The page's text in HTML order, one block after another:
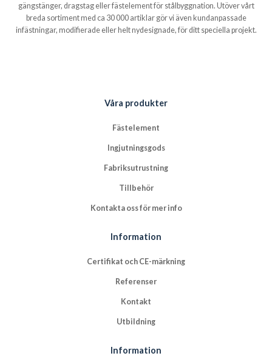
gängstänger, dragstag eller fästelement för stålbyggnation. Utöver vårt
breda sortiment med ca 30 000 artiklar gör vi även kundanpassade
infästningar, modifierade eller helt nydesignade, för ditt speciella projekt.
Våra produkter
Fästelement
Ingjutningsgods
Fabriksutrustning
Tillbehör
Kontakta oss för mer info
Information
Certifikat och CE-märkning
Referenser
Kontakt
Utbildning
Information